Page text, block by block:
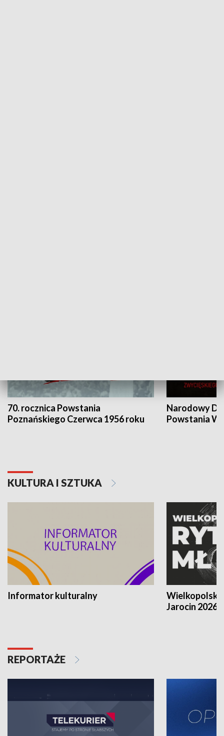
70. rocznica Powstania
Poznańskiego Czerwca 1956 roku
Narodowy
Powstania
KULTURA I SZTUKA
Informator kulturalny
Jarocin 2026
REPORTAŻE